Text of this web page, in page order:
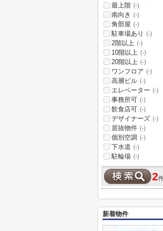
最上階 (-)
南向き (-)
角部屋 (-)
駐車場あり (-)
2階以上 (-)
10階以上 (-)
20階以上 (-)
ワンフロア (-)
高層ビル (-)
エレベーター (-)
事務所可 (-)
飲食店可 (-)
デザイナーズ (-)
居抜物件 (-)
個別空調 (-)
下水道 (-)
駐輪場 (-)
2
新着物件